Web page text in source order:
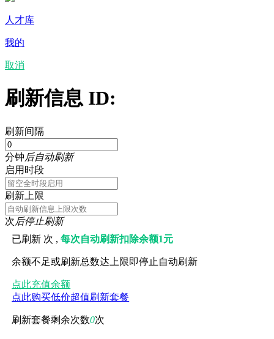
人才库
我的
取消
刷新信息 ID:
刷新间隔
分钟后自动刷新
启用时段
刷新上限
次后停止刷新
已刷新 次 ,每次自动刷新扣除余额1元
余额不足或刷新总数达上限即停止自动刷新
点此充值余额
点此购买低价超值刷新套餐
刷新套餐剩余次数0次